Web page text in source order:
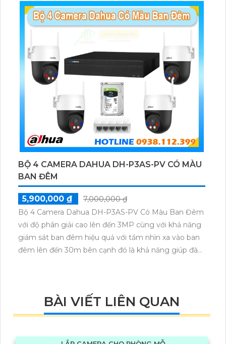
BỘ 4 CAMERA DAHUA DH-P3AS-PV CÓ MÀU
BAN ĐÊM
5,900,000 ₫
7,000,000 ₫
Bộ 4 Camera Dahua DH-P3AS-PV Có Màu Ban Đêm
với độ phân giải cao lên đến 3MP cùng với khả năng
giám sát ban đêm hiệu quả với tầm nhìn xa vào ban
đêm lên đến 30m bên cạnh đó là khả năng giúp đàm
BÀI VIẾT LIÊN QUAN